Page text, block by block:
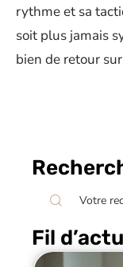
rythme et sa
soit plus jamais
bien de retour
Fil